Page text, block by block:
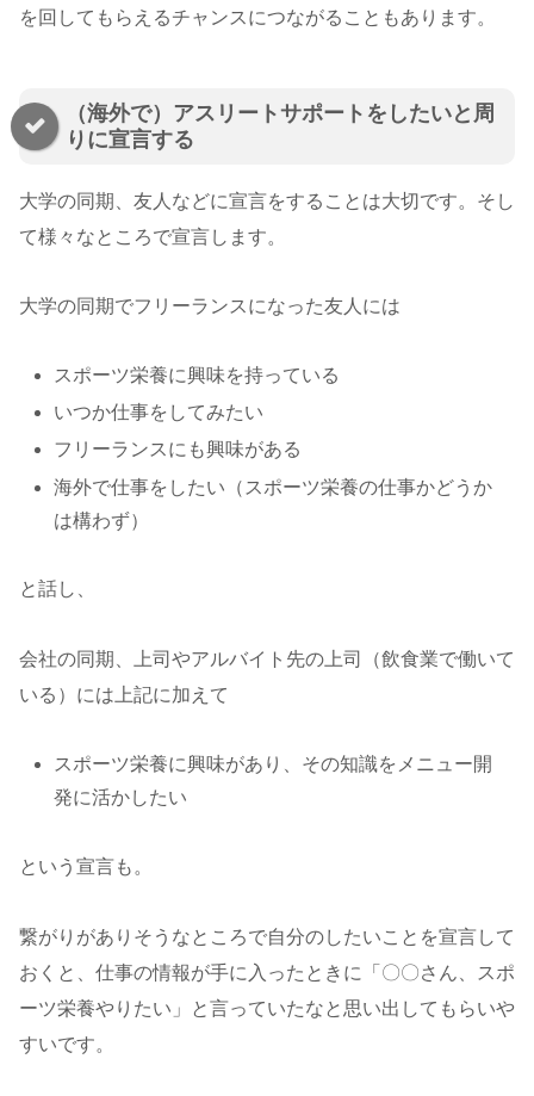
を回してもらえるチャンスにつながることもあります。
（海外で）アスリートサポートをしたいと周
りに宣言する
大学の同期、友人などに宣言をすることは大切です。そし
て様々なところで宣言します。
大学の同期でフリーランスになった友人には
スポーツ栄養に興味を持っている
いつか仕事をしてみたい
フリーランスにも興味がある
海外で仕事をしたい（スポーツ栄養の仕事かどうか
は構わず）
と話し、
会社の同期、上司やアルバイト先の上司（飲食業で働いて
いる）には上記に加えて
スポーツ栄養に興味があり、その知識をメニュー開
発に活かしたい
という宣言も。
繋がりがありそうなところで自分のしたいことを宣言して
おくと、仕事の情報が手に入ったときに「〇〇さん、スポ
ーツ栄養やりたい」と言っていたなと思い出してもらいや
すいです。